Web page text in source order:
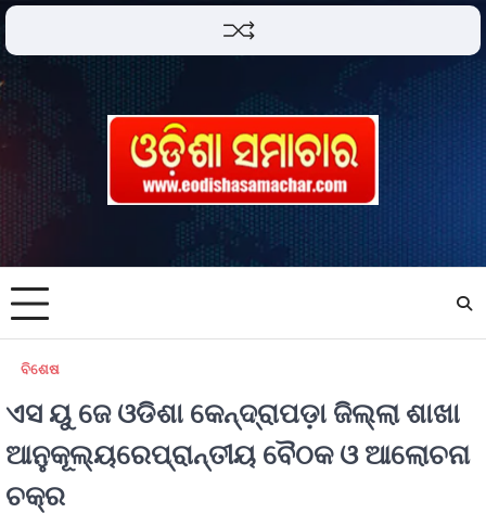
ବିଶେଷ
ଏସ ୟୁ ଜେ ଓଡିଶା କେନ୍ଦ୍ରାପଡ଼ା ଜିଲ୍ଲା ଶାଖା
ଆନୁକୂଲ୍ୟରେପ୍ରାନ୍ତୀୟ ବୈଠକ ଓ ଆଲୋଚନା
ଚକ୍ର